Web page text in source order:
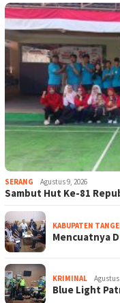
SERANG Agustus 9, 2026
Sambut Hut Ke-81
KABUPATEN
Mencuatnya
KRIMINAL Agustus
Blue Light